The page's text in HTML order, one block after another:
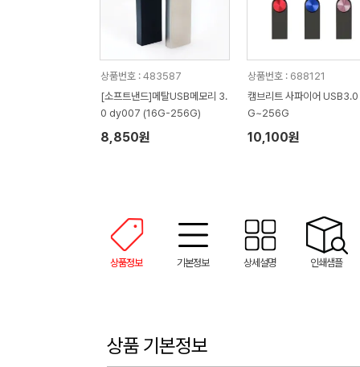
상품번호 : 483587
[소프트낸드]메탈USB메모리 3.
0 dy007 (16G-256G)
8,850원
상품번호 : 688121
캠브리트 사파이어
G~256G
10,100원
상품정보 기본정보 상세설명 인쇄샘플
상품 기본정보